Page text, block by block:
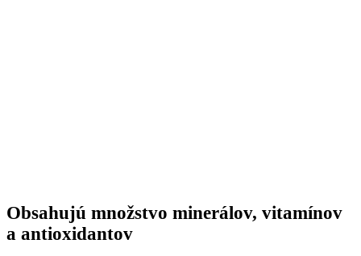
Obsahujú množstvo minerálov, vitamínov
a antioxidantov